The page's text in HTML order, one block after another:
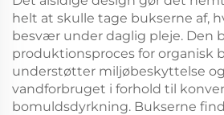
helt at skulle tage bukserne af,
besvær under daglig pleje. Den
produktionsproces for organisk
understøtter miljøbeskyttelse
vandforbruget i forhold til
bomuldsdyrkning. Bukserne